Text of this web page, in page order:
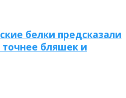
белки предсказали
бляшек и